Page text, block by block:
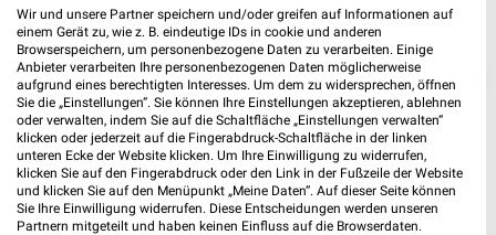
❯
Wir und unsere Partner speichern und/oder greifen auf Informationen auf
einem Gerät zu, wie z. B. eindeutige IDs in cookie und anderen
Browserspeichern, um personenbezogene Daten zu verarbeiten. Einige
Anbieter verarbeiten Ihre personenbezogenen Daten möglicherweise
aufgrund eines berechtigten Interesses. Um dem zu widersprechen, öffnen
Sie die „Einstellungen“. Sie können Ihre Einstellungen akzeptieren, ablehnen
oder verwalten, indem Sie auf die Schaltfläche „Einstellungen verwalten“
klicken oder jederzeit auf die Fingerabdruck-Schaltfläche in der linken
unteren Ecke der Website klicken. Um Ihre Einwilligung zu widerrufen,
klicken Sie auf den Fingerabdruck oder den Link in der Fußzeile der Website
und klicken Sie auf den Menüpunkt „Meine Daten“. Auf dieser Seite können
Sie Ihre Einwilligung widerrufen. Diese Entscheidungen werden unseren
Partnern mitgeteilt und haben keinen Einfluss auf die Browserdaten.